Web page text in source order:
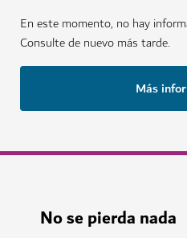
En este momento, no hay
Consulte de nuevo más tarde.
Más
No se pierda nada